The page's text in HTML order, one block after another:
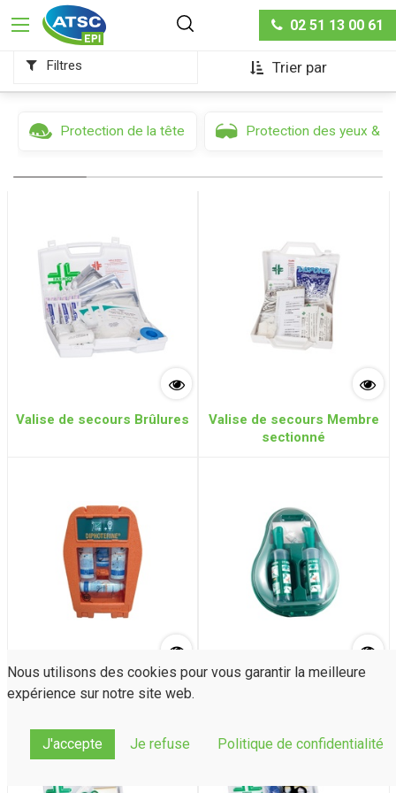
02 51 13 00 61
Hygiène & sécurité
Filtres Trier par
Protection de la tête Protection des yeux &
Valise de secours Brûlures
Valise de secours Membre
sectionné
Station murale de
Diphotérine
Nous utilisons des cookies pour vous garantir la meilleure
expérience sur notre site web.
J'accepte Je refuse Politique de confidentialité